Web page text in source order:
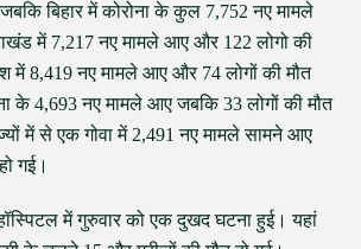
बिहार में कोरोना के कुल 7,752 नए मामले
में 7,217 नए मामले आए और 122 लोगो की
में 8,419 नए मामले आए और 74 लोगों की मौत
के 4,693 नए मामले आए जबकि 33 लोगों की मौत
में से एक गोवा में 2,491 नए मामले सामने आए
गई।
में गुरुवार को एक दुखद घटना हुई। यहां